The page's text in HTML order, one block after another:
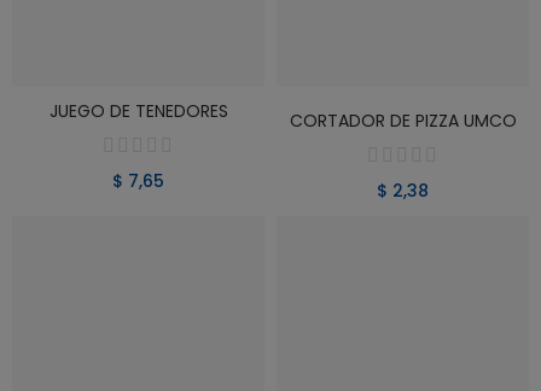
VER PRODUCTO
JUEGO DE TENEDORES
$ 7,65
VER PRODUCTO
CORTADOR DE PIZZA UMCO
$ 2,38